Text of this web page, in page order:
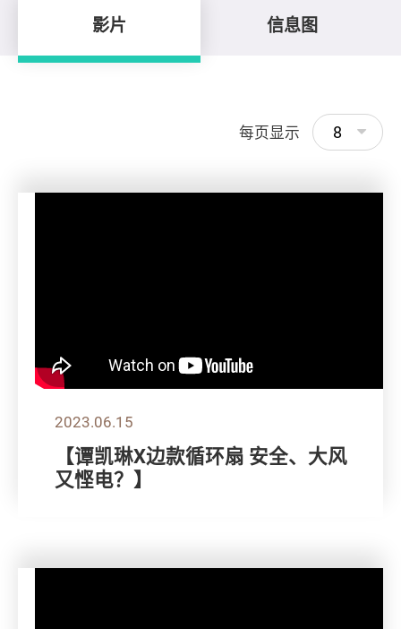
影片 信息图
每页显示 8
2023.06.15
【谭凯琳X边款循环扇 安全、大风
又悭电？】